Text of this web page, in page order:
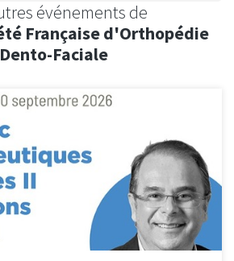
événements de
Française d'Orthopédie
Dento-Faciale